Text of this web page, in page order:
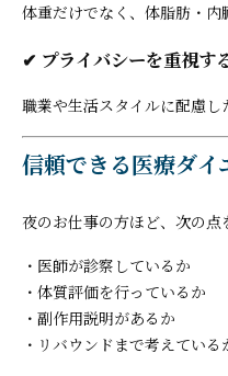
体重だけでなく、体脂肪・内
✔ プライバシーを重視す
職業や生活スタイルに配慮し
信頼できる医療ダ
夜のお仕事の方ほど、次の点
・医師が診察しているか
・体質評価を行っているか
・副作用説明があるか
・リバウンドまで考えている